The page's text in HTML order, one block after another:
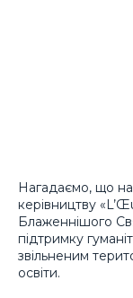
Нагадаємо, що
керівництву
Блаженнішого
підтримку
звільненим
освіти.